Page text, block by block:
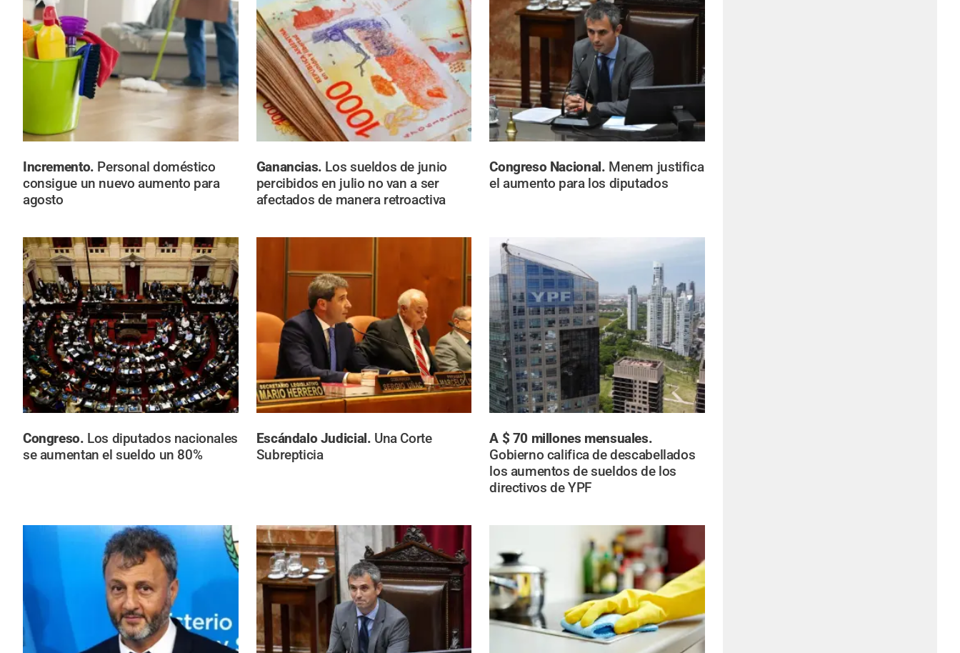
Incremento. Personal doméstico
consigue un nuevo aumento para
agosto
Ganancias. Los sueldos de junio
percibidos en julio no van a ser
afectados de manera retroactiva
Congreso Nacional. Menem justifica
el aumento para los diputados
Congreso. Los diputados nacionales
se aumentan el sueldo un 80%
Escándalo Judicial. Una Corte
Subrepticia
A $ 70 millones mensuales.
Gobierno califica de descabellados
los aumentos de sueldos de los
directivos de YPF